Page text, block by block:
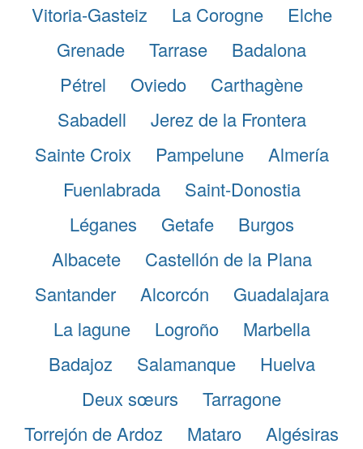
Vitoria-Gasteiz
La Corogne
Elche
Grenade
Tarrase
Badalona
Pétrel
Oviedo
Carthagène
Sabadell
Jerez de la Frontera
Sainte Croix
Pampelune
Almería
Fuenlabrada
Saint-Donostia
Léganes
Getafe
Burgos
Albacete
Castellón de la Plana
Santander
Alcorcón
Guadalajara
La lagune
Logroño
Marbella
Badajoz
Salamanque
Huelva
Deux sœurs
Tarragone
Torrejón de Ardoz
Mataro
Algésiras